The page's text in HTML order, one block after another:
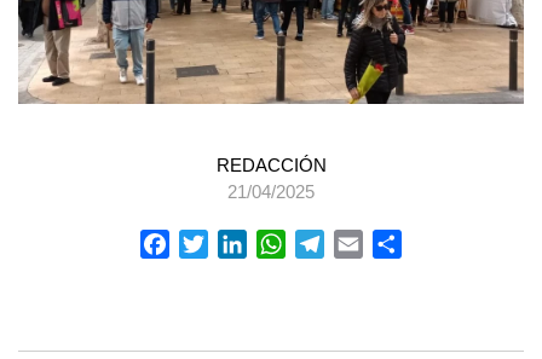
REDACCIÓN
21/04/2025
FacebookTwitterLinkedInWhatsApp
Telegram
Email